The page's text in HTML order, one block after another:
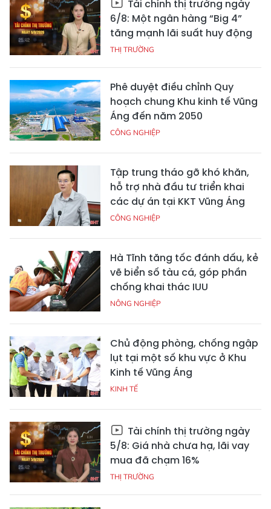
Tài chính thị trường ngày
6/8: Một ngân hàng “Big 4”
tăng mạnh lãi suất huy động
THỊ TRƯỜNG
Phê duyệt điều chỉnh Quy
hoạch chung Khu kinh tế Vũng
Áng đến năm 2050
CÔNG NGHIỆP
Tập trung tháo gỡ khó khăn,
hỗ trợ nhà đầu tư triển khai
các dự án tại KKT Vũng Áng
CÔNG NGHIỆP
Hà Tĩnh tăng tốc đánh dấu, kẻ
vẽ biển số tàu cá, góp phần
chống khai thác IUU
NÔNG NGHIỆP
Chủ động phòng, chống ngập
lụt tại một số khu vực ở Khu
Kinh tế Vũng Áng
KINH TẾ
Tài chính thị trường ngày
5/8: Giá nhà chưa hạ, lãi vay
mua đã chạm 16%
THỊ TRƯỜNG